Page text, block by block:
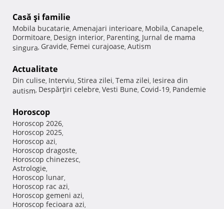
Casă şi familie
Mobila bucatarie, Amenajari interioare, Mobila, Canapele,
Dormitoare, Design interior, Parenting, Jurnal de mama
singura, Gravide, Femei curajoase, Autism
Actualitate
Din culise, Interviu, Stirea zilei, Tema zilei, Iesirea din
autism, Despărţiri celebre, Vesti Bune, Covid-19, Pandemie
Horoscop
Horoscop 2026,
Horoscop 2025,
Horoscop azi,
Horoscop dragoste,
Horoscop chinezesc,
Astrologie,
Horoscop lunar,
Horoscop rac azi,
Horoscop gemeni azi,
Horoscop fecioara azi,